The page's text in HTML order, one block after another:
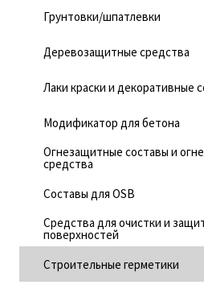
можно
странице
товара.
Грунтовки/шпатлевки
Деревозащитные средства
Лаки краски и декоративные
Модификатор для бетона
Огнезащитные составы и
средства
Составы для OSB
Средства для очистки и
поверхностей
Строительные герметики